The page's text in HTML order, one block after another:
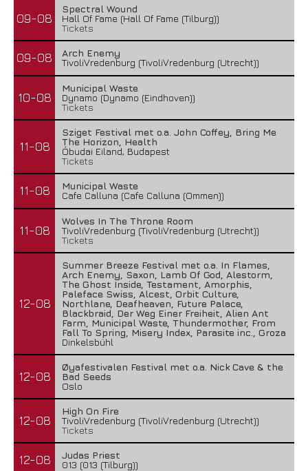
09-08
Spectral Wound
Hall Of Fame (Hall Of Fame (Tilburg))
Tickets
09-08
Arch Enemy
TivoliVredenburg (TivoliVredenburg (Utrecht))
10-08
Municipal Waste
Dynamo (Dynamo (Eindhoven))
Tickets
11-08
Sziget Festival met o.a. John Coffey, Bring Me
The Horizon, Health
Óbudai Eiland, Budapest
Tickets
11-08
Municipal Waste
Cafe Calluna (Cafe Calluna (Ommen))
11-08
Wolves In The Throne Room
TivoliVredenburg (TivoliVredenburg (Utrecht))
Tickets
12-08
Summer Breeze Festival met o.a. In Flames,
Arch Enemy, Saxon, Lamb Of God, Alestorm,
The Ghost Inside, Testament, Amorphis,
Paleface Swiss, Alcest, Orbit Culture,
Northlane, Deafheaven, Future Palace,
Blackbraid, Der Weg Einer Freiheit, Alien Ant
Farm, Municipal Waste, Thundermother, From
Fall To Spring, Misery Index, Parasite inc., Groza
Dinkelsbühl
12-08
Øyafestivalen Festival met o.a. Nick Cave & the
Bad Seeds
Oslo
12-08
High On Fire
TivoliVredenburg (TivoliVredenburg (Utrecht))
Tickets
12-08
Judas Priest
013 (013 (Tilburg))